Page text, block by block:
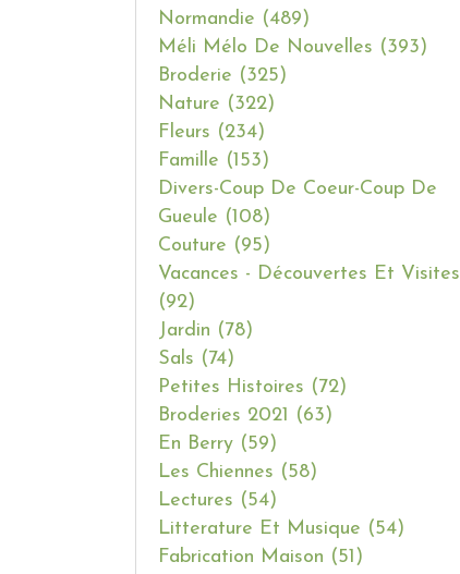
Normandie (489)
Méli Mélo De Nouvelles (393)
Broderie (325)
Nature (322)
Fleurs (234)
Famille (153)
Divers-Coup De Coeur-Coup De
Gueule (108)
Couture (95)
Vacances - Découvertes Et Visites
(92)
Jardin (78)
Sals (74)
Petites Histoires (72)
Broderies 2021
(63)
En Berry (59)
Les Chiennes (58)
Lectures (54)
Litterature Et Musique (54)
Fabrication Maison (51)